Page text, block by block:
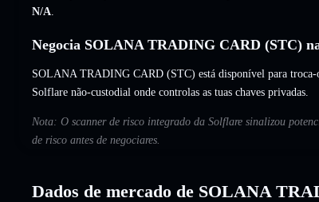
N/A
Negocia SOLANA TRADING CARD (STC)
SOLANA TRADING CARD (STC) está disponível para troca-
Solflare não-custodial onde controlas as tuas chaves privadas.
Nota: O scanner de risco integrado da Solflare sinalizou
de risco antes de negociares.
Dados de mercado de SOLANA